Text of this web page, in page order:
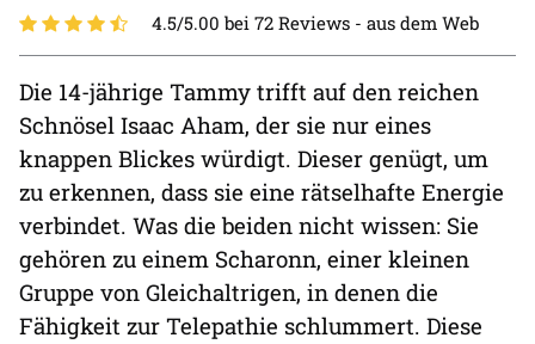
4.5/5.00 bei 72 Reviews - aus dem Web
Die 14-jährige Tammy trifft auf den reichen
Schnösel Isaac Aham, der sie nur eines
knappen Blickes würdigt. Dieser genügt, um
zu erkennen, dass sie eine rätselhafte Energie
verbindet. Was die beiden nicht wissen: Sie
gehören zu einem Scharonn, einer kleinen
Gruppe von Gleichaltrigen, in denen die
Fähigkeit zur Telepathie schlummert. Diese